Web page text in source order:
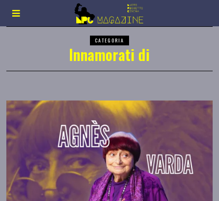
CATEGORIA
Innamorati di